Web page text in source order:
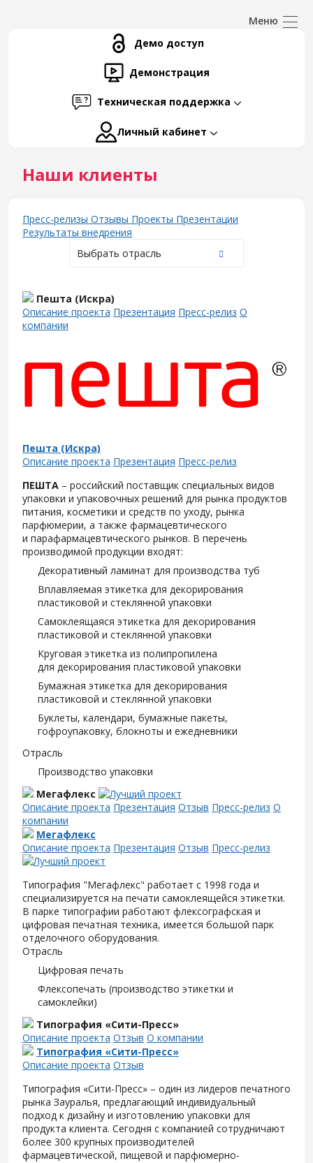
Демо доступ
Демонстрация
Техническая поддержка
Личный кабинет
Наши клиенты
Пресс-релизы Отзывы Проекты Презентации
Результаты внедрения
Выбрать отрасль
Пешта (Искра)
Описание проекта Презентация Пресс-релиз О
компании
Пешта (Искра)
Описание проекта Презентация Пресс-релиз
ПЕШТА – российский поставщик специальных видов
упаковки и упаковочных решений для рынка продуктов
питания, косметики и средств по уходу, рынка
парфюмерии, а также фармацевтического
и парафармацевтического рынков. В перечень
производимой продукции входят:
Декоративный ламинат для производства туб
Вплавляемая этикетка для декорирования
пластиковой и стеклянной упаковки
Самоклеящаяся этикетка для декорирования
пластиковой и стеклянной упаковки
Круговая этикетка из полипропилена
для декорирования пластиковой упаковки
Бумажная этикетка для декорирования
пластиковой и стеклянной упаковки
Буклеты, календари, бумажные пакеты,
гофроупаковку, блокноты и ежедневники
Отрасль
Производство упаковки
Мегафлекс
Описание проекта Презентация Отзыв Пресс-релиз О
компании
Мегафлекс
Описание проекта Презентация Отзыв Пресс-релиз
Типография "Мегафлекс" работает с 1998 года и
специализируется на печати самоклеящейся этикетки.
В парке типографии работают флексографская и
цифровая печатная техника, имеется большой парк
отделочного оборудования.
Отрасль
Цифровая печать
Флексопечать (производство этикетки и
самоклейки)
Типография «Сити-Пресс»
Описание проекта Отзыв О компании
Типография «Сити-Пресс»
Описание проекта Отзыв
Типография «Сити-Пресс» – один из лидеров печатного
рынка Зауралья, предлагающий индивидуальный
подход к дизайну и изготовлению упаковки для
продукта клиента. Сегодня с компанией сотрудничают
более 300 крупных производителей
фармацевтической, пищевой и парфюмерно-